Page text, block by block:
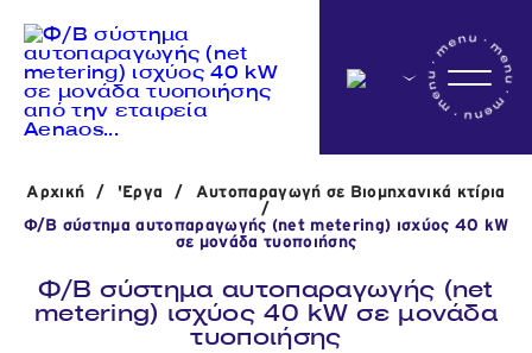
Η εταιρεία
Δραστηριότητες
Αρχική / 'Εργα /
Αυτοπαραγωγή σε Βιομηχανικά κτίρια
/
Φ/Β σύστημα αυτοπαραγωγής (net metering) ισχύος 40 kW
σε μονάδα τυοποιήσης
Φ/Β σύστημα αυτοπαραγωγής (net
metering) ισχύος 40 kW σε μονάδα
τυοποιήσης